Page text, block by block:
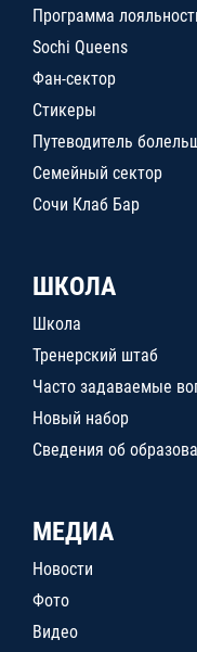
Программа
Sochi Queens
Фан-сектор
Стикеры
Путеводитель
Семейный сектор
Сочи Клаб Бар
ШКОЛА
Школа
Тренерский штаб
Часто задаваемые
Новый набор
Сведения об
МЕДИА
Новости
Фото
Видео